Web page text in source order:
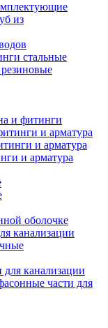
из
стальные
и фитинги
и арматура
и арматура
и арматура
оболочке
канализации
канализации
части для